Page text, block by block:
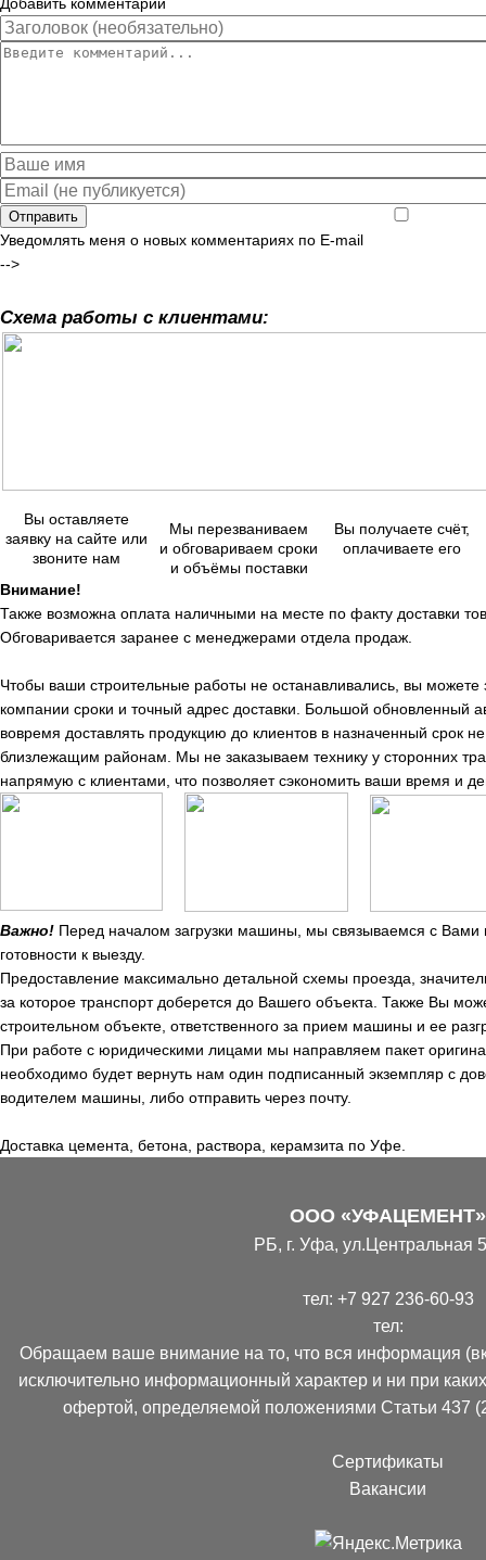
Отправить
Уведомлять меня о новых комментариях по E-mail
-->
Схема работы с клиентами:
Вы оставляете
заявку на сайте или
звоните нам
Мы перезваниваем
и обговариваем сроки
и объёмы поставки
Вы получаете счёт,
оплачиваете его
Внимание!
Также возможна оплата наличными на месте по факту доставки
Обговаривается заранее с менеджерами отдела продаж.
Чтобы ваши строительные работы не останавливались, вы
компании сроки и точный адрес доставки. Большой обновленный
вовремя доставлять продукцию до клиентов в назначенный срок
близлежащим районам. Мы не заказываем технику у сторонних
напрямую с клиентами, что позволяет сэкономить ваши время и
Важно! Перед началом загрузки машины, мы связываемся с Вами
готовности к выезду.
Предоставление максимально детальной схемы проезда,
за которое транспорт доберется до Вашего объекта. Также Вы
строительном объекте, ответственного за прием машины и ее
При работе с юридическими лицами мы направляем пакет
необходимо будет вернуть нам один подписанный экземпляр с
водителем машины, либо отправить через почту.
Доставка цемента, бетона, раствора, керамзита по Уфе.
ООО «УФАЦЕМЕНТ»
РБ, г. Уфа, ул.Центральная
тел: +7 927 236-60-93
тел:
Обращаем ваше внимание на то, что вся информация
исключительно информационный характер и ни при
офертой, определяемой положениями Статьи 437
Сертификаты
Вакансии